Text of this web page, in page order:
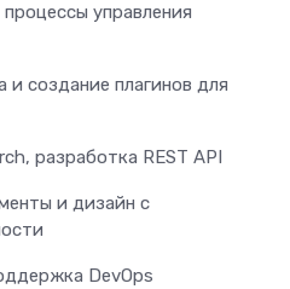
управления
и создание плагинов для
разработка REST API
и дизайн с
DevOps